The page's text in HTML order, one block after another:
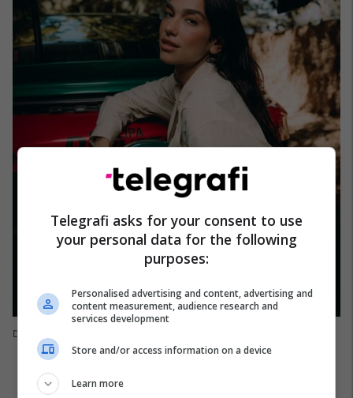
Dua Lipa
Telegrafi asks for your consent to use
your personal data for the following
purposes:
Personalised advertising and content, advertising and
content measurement, audience research and
services development
Store and/or access information on a device
Learn more